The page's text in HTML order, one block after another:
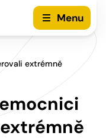
Menu
extrémně